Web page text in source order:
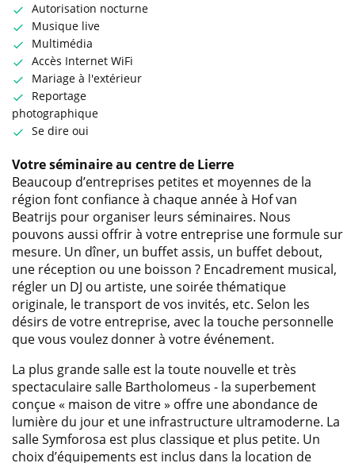
Autorisation nocturne
Musique live
Multimédia
Accès Internet WiFi
Mariage à l'extérieur
Reportage
photographique
Se dire oui
Votre séminaire au centre de Lierre
Beaucoup d’entreprises petites et moyennes de la
région font confiance à chaque année à Hof van
Beatrijs pour organiser leurs séminaires. Nous
pouvons aussi offrir à votre entreprise une formule sur
mesure. Un dîner, un buffet assis, un buffet debout,
une réception ou une boisson ? Encadrement musical,
régler un DJ ou artiste, une soirée thématique
originale, le transport de vos invités, etc. Selon les
désirs de votre entreprise, avec la touche personnelle
que vous voulez donner à votre événement.
La plus grande salle est la toute nouvelle et très
spectaculaire salle Bartholomeus - la superbement
conçue « maison de vitre » offre une abondance de
lumière du jour et une infrastructure ultramoderne. La
salle Symforosa est plus classique et plus petite. Un
choix d’équipements est inclus dans la location de